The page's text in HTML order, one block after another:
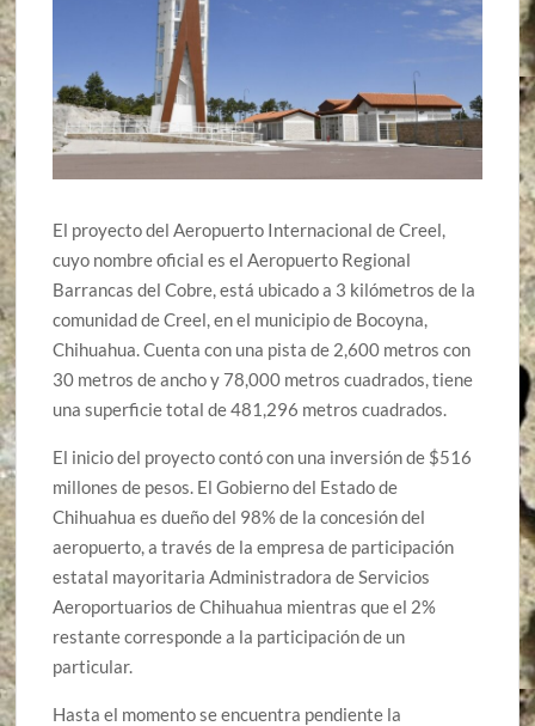
El proyecto del Aeropuerto Internacional de Creel,
cuyo nombre oficial es el Aeropuerto Regional
Barrancas del Cobre, está ubicado a 3 kilómetros de la
comunidad de Creel, en el municipio de Bocoyna,
Chihuahua. Cuenta con una pista de 2,600 metros con
30 metros de ancho y 78,000 metros cuadrados, tiene
una superficie total de 481,296 metros cuadrados.
El inicio del proyecto contó con una inversión de $516
millones de pesos. El Gobierno del Estado de
Chihuahua es dueño del 98% de la concesión del
aeropuerto, a través de la empresa de participación
estatal mayoritaria Administradora de Servicios
Aeroportuarios de Chihuahua mientras que el 2%
restante corresponde a la participación de un
particular.
Hasta el momento se encuentra pendiente la